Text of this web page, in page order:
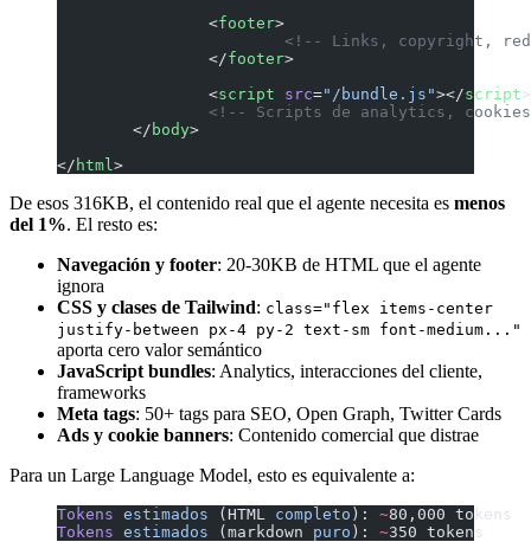
		<
footer>
<!-- Links, copyright,
		</
footer>
		<
script src="/bundle.js"></script >
<!-- Scripts de analytics,
	</
body>
</ html >
De esos 316KB, el contenido real que el agente necesita es menos
del 1%. El resto es:
Navegación y footer: 20-30KB de HTML que el agente
ignora
CSS y clases de Tailwind: class="flex items-center
justify-between px-4 py-2 text-sm font-medium..."
aporta cero valor semántico
JavaScript bundles: Analytics, interacciones del cliente,
frameworks
Meta tags: 50+ tags para SEO, Open Graph, Twitter Cards
Ads y cookie banners: Contenido comercial que distrae
Para un Large Language Model, esto es equivalente a:
Tokens estimados (HTML completo ): ~80,000 tokens
Tokens estimados (markdown puro ): ~350 tokens